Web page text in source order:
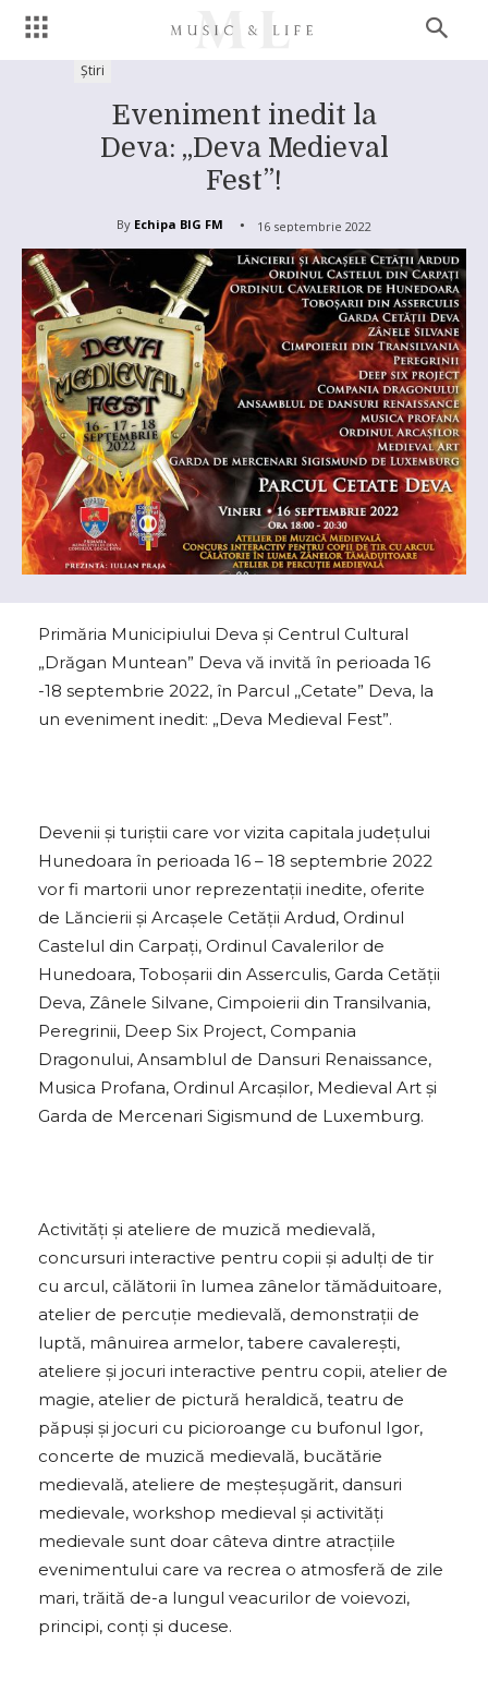
Știri
Eveniment inedit la
Deva: „Deva Medieval
Fest”!
By Echipa BIG FM 16 septembrie 2022
Primăria Municipiului Deva şi Centrul Cultural
„Drăgan Muntean” Deva vă invită în perioada 16
-18 septembrie 2022, în Parcul ,,Cetate” Deva, la
un eveniment inedit: „Deva Medieval Fest”.
Devenii şi turiştii care vor vizita capitala judeţului
Hunedoara în perioada 16 – 18 septembrie 2022
vor fi martorii unor reprezentații inedite, oferite
de Lăncierii și Arcașele Cetății Ardud, Ordinul
Castelul din Carpați, Ordinul Cavalerilor de
Hunedoara, Toboșarii din Asserculis, Garda Cetății
Deva, Zânele Silvane, Cimpoierii din Transilvania,
Peregrinii, Deep Six Project, Compania
Dragonului, Ansamblul de Dansuri Renaissance,
Musica Profana, Ordinul Arcașilor, Medieval Art și
Garda de Mercenari Sigismund de Luxemburg.
Activități și ateliere de muzică medievală,
concursuri interactive pentru copii și adulți de tir
cu arcul, călătorii în lumea zânelor tămăduitoare,
atelier de percuție medievală, demonstrații de
luptă, mânuirea armelor, tabere cavalerești,
ateliere și jocuri interactive pentru copii, atelier de
magie, atelier de pictură heraldică, teatru de
păpuși și jocuri cu picioroange cu bufonul Igor,
concerte de muzică medievală, bucătărie
medievală, ateliere de meșteșugărit, dansuri
medievale, workshop medieval și activități
medievale sunt doar câteva dintre atracţiile
evenimentului care va recrea o atmosferă de zile
mari, trăită de-a lungul veacurilor de voievozi,
principi, conți și ducese.